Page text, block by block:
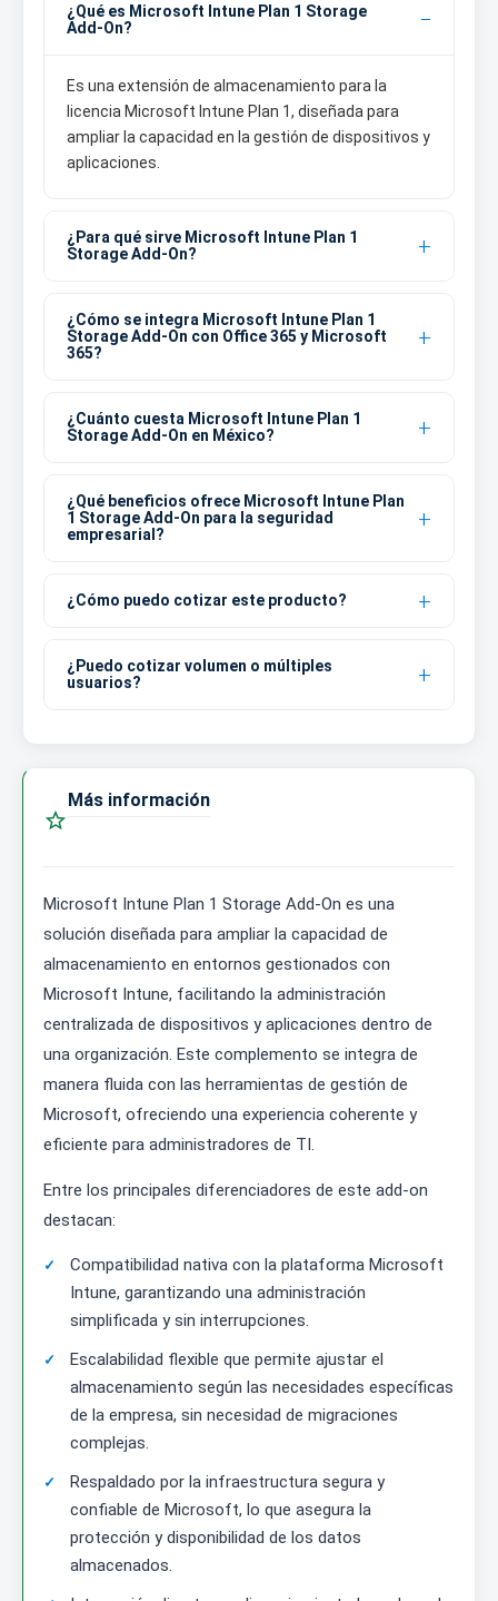
¿Qué es Microsoft Intune Plan 1 Storage
Add-On?
Es una extensión de almacenamiento para la
licencia Microsoft Intune Plan 1, diseñada para
ampliar la capacidad en la gestión de dispositivos y
aplicaciones.
¿Para qué sirve Microsoft Intune Plan 1
Storage Add-On?
¿Cómo se integra Microsoft Intune Plan 1
Storage Add-On con Office 365 y Microsoft
365?
¿Cuánto cuesta Microsoft Intune Plan 1
Storage Add-On en México?
¿Qué beneficios ofrece Microsoft Intune Plan
1 Storage Add-On para la seguridad
empresarial?
¿Cómo puedo cotizar este producto?
¿Puedo cotizar volumen o múltiples
usuarios?

Más información
Microsoft Intune Plan 1 Storage Add-On es una
solución diseñada para ampliar la capacidad de
almacenamiento en entornos gestionados con
Microsoft Intune, facilitando la administración
centralizada de dispositivos y aplicaciones dentro de
una organización. Este complemento se integra de
manera fluida con las herramientas de gestión de
Microsoft, ofreciendo una experiencia coherente y
eficiente para administradores de TI.
Entre los principales diferenciadores de este add-on
destacan:
Compatibilidad nativa con la plataforma Microsoft
Intune, garantizando una administración
simplificada y sin interrupciones.
Escalabilidad flexible que permite ajustar el
almacenamiento según las necesidades específicas
de la empresa, sin necesidad de migraciones
complejas.
Respaldado por la infraestructura segura y
confiable de Microsoft, lo que asegura la
protección y disponibilidad de los datos
almacenados.